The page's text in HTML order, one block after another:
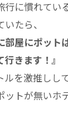
行に慣れてい
たら、
部屋にポット
きます！』
を激推しし
ットが無いホ